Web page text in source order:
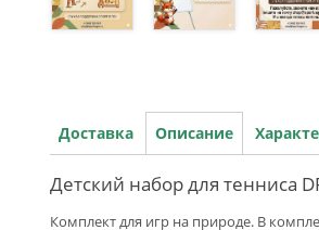
Доставка Описание
Детский набор для тенниса
Комплект для игр на природе. В